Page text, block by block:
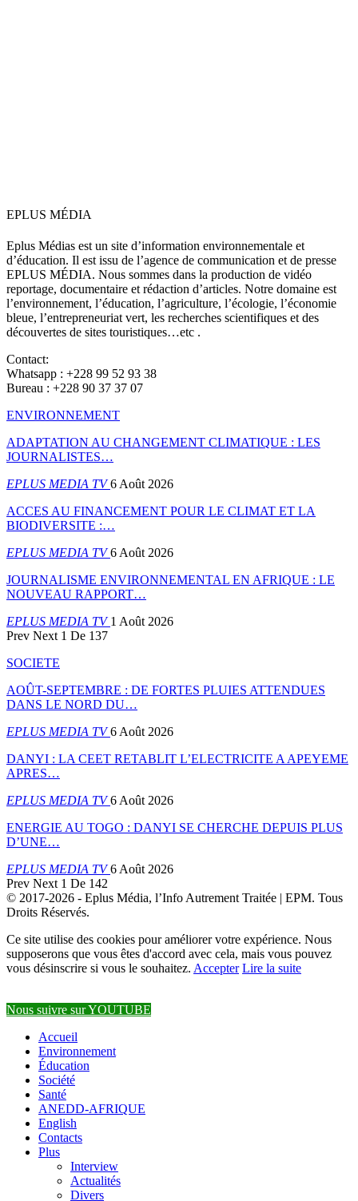
EPLUS MÉDIA
Eplus Médias est un site d’information environnementale et
d’éducation. Il est issu de l’agence de communication et de presse
EPLUS MÉDIA. Nous sommes dans la production de vidéo
reportage, documentaire et rédaction d’articles. Notre domaine est
l’environnement, l’éducation, l’agriculture, l’écologie, l’économie
bleue, l’entrepreneuriat vert, les recherches scientifiques et des
découvertes de sites touristiques…etc .
Contact:
Whatsapp : +228 99 52 93 38
Bureau : +228 90 37 37 07
ENVIRONNEMENT
ADAPTATION AU CHANGEMENT CLIMATIQUE : LES
JOURNALISTES…
EPLUS MEDIA TV6 Août 2026
ACCES AU FINANCEMENT POUR LE CLIMAT ET LA
BIODIVERSITE :…
EPLUS MEDIA TV6 Août 2026
JOURNALISME ENVIRONNEMENTAL EN AFRIQUE : LE
NOUVEAU RAPPORT…
EPLUS MEDIA TV1 Août 2026
Prev Next 1 De 137
SOCIETE
AOÛT-SEPTEMBRE : DE FORTES PLUIES ATTENDUES
DANS LE NORD DU…
EPLUS MEDIA TV6 Août 2026
DANYI : LA CEET RETABLIT L’ELECTRICITE A APEYEME
APRES…
EPLUS MEDIA TV6 Août 2026
ENERGIE AU TOGO : DANYI SE CHERCHE DEPUIS PLUS
D’UNE…
EPLUS MEDIA TV6 Août 2026
Prev Next 1 De 142
© 2017-2026 - Eplus Média, l’Info Autrement Traitée | EPM. Tous
Droits Réservés.
Ce site utilise des cookies pour améliorer votre expérience. Nous
supposerons que vous êtes d'accord avec cela, mais vous pouvez
vous désinscrire si vous le souhaitez. Accepter Lire la suite
Nous suivre sur YOUTUBE
Accueil
Environnement
Éducation
Société
Santé
ANEDD-AFRIQUE
English
Contacts
Plus
Interview
Actualités
Divers